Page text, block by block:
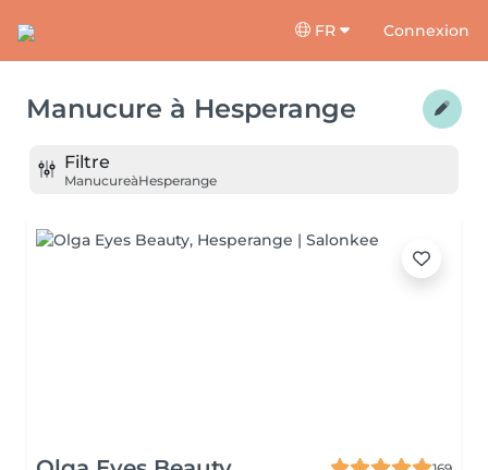
FR Connexion
Manucure à Hesperange
Filtre
ManucureàHesperange